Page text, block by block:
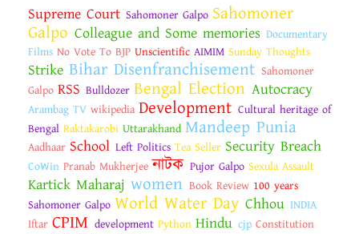
Supreme Court Sahomoner Galpo Sahomoner
Galpo Colleague and Some memories Documentary
Films No Vote To BJP Unscientific AIMIM Sunday Thoughts
Strike Bihar Disenfranchisement Sahomoner
Galpo RSS Bulldozer Bengal Election Autocracy
Arambag TV wikipedia Development Cultural heritage of
Bengal Raktakarobi Uttarakhand Mandeep Punia
Aadhaar School Left Politics Tea Seller Security Breach
CoWin Pranab Mukherjee নাটক Pujor Galpo Sexula Assault
Kartick Maharaj women Book Review 100 years
Sahomoner Galpo World Water Day Chhou INDIA
Iftar CPIM development Python Hindu cjp Constitution